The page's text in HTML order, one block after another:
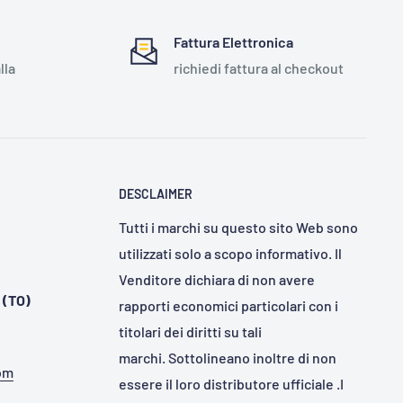
Fattura Elettronica
richiedi fattura al checkout
DESCLAIMER
Tutti i marchi su questo sito Web sono
utilizzati solo a scopo informativo. Il
Venditore dichiara di non avere
rapporti economici particolari con i
titolari dei diritti su tali
marchi. Sottolineano inoltre di non
essere il loro distributore ufficiale .I